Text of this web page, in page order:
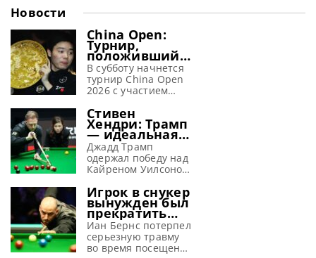
Это позволит провести главное международное
соревнование по данной дисциплине на одном
Новости
China Open:
Турнир,
положивший
начало
революции в
снукере,
возвращается
В субботу начнется
турнир China Open
2026 с участием
снукера, как Ронни
О’Салливан, Марк
Уильямс, Джадд
Трамп, Шон Мерфи,
Чжао Синьтун и У
Ицзэ, сообщает
лет перерыва вновь
стартует China Open
— один из самых
значимых турниров
в истории снукера.
Финальные этапы
Стивен
Хендри: Трамп
— идеальная
машина для
завоевания
побед
Джадд Трамп
одержал победу над
Кайреном Уилсоном
Мастерс 2026 и, по
словам Хендри,
просто создан для
успеха в снукере,
сообщает WST
Стивен Хендри
Игрок в снукер
вынужден был
прекратить
выступления
из-за
серьезной
Иан Бернс потерпел
серьезную травму
во время посещения